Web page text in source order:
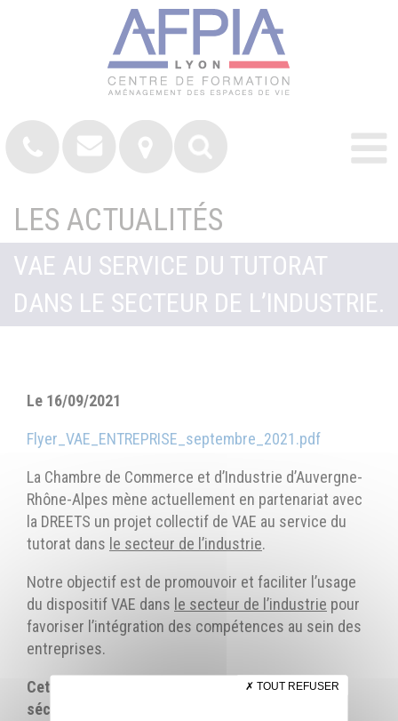
LES ACTUALITÉS
VAE AU SERVICE DU TUTORAT
DANS LE SECTEUR DE L’INDUSTRIE.
Le 16/09/2021
Flyer_VAE_ENTREPRISE_septembre_2021.pdf
La Chambre de Commerce et d’Industrie d’Auvergne-
Rhône-Alpes mène actuellement en partenariat avec
la DREETS un projet collectif de VAE au service du
tutorat dans le secteur de l’industrie.
Notre objectif est de promouvoir et faciliter l’usage
du dispositif VAE dans le secteur de l’industrie pour
favoriser l’intégration des compétences au sein des
entreprises.
Cette action permettra d’agir à la fois sur la
sécurisation du parcours du salarié (l’aspect
TOUT REFUSER